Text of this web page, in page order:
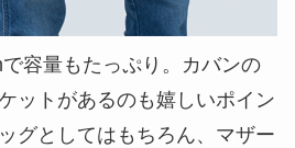
容量もたっぷり。カバンの
ットがあるのも嬉しいポイン
グとしてはもちろん、マザー